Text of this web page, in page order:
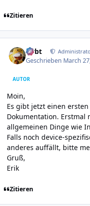
Zitieren
rtrbt
Geschrieben March
AUTOR
Moin,
Es gibt jetzt einen
Dokumentation. Erstmal
allgemeinen Dinge wie
Falls noch device-
anderes auffällt, bitte
Gruß,
Erik
Zitieren